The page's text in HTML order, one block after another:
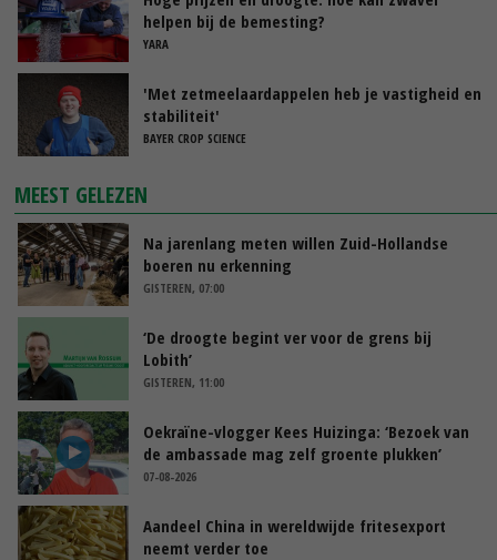
helpen bij de bemesting?
YARA
'Met zetmeelaardappelen heb je vastigheid en
stabiliteit'
BAYER CROP SCIENCE
MEEST GELEZEN
Na jarenlang meten willen Zuid-Hollandse
boeren nu erkenning
GISTEREN, 07:00
‘De droogte begint ver voor de grens bij
Lobith’
GISTEREN, 11:00
Oekraïne-vlogger Kees Huizinga: ‘Bezoek van
de ambassade mag zelf groente plukken’
07-08-2026
Aandeel China in wereldwijde fritesexport
neemt verder toe